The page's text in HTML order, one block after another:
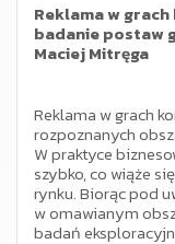
Reklama w
badanie postaw
Maciej Mitręga
Reklama w grach
rozpoznanych
W praktyce
szybko, co wiąże
rynku. Biorąc pod
w omawianym
badań